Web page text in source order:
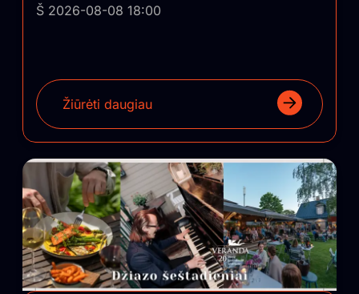
Š 2026-08-08 18:00
Žiūrėti daugiau